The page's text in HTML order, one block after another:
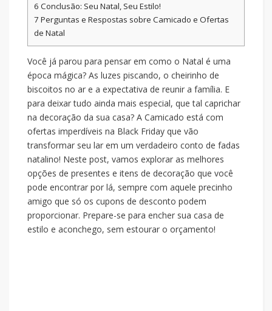
6 Conclusão: Seu Natal, Seu Estilo!
7 Perguntas e Respostas sobre Camicado e Ofertas
de Natal
Você já parou para pensar em como o Natal é uma
época mágica? As luzes piscando, o cheirinho de
biscoitos no ar e a expectativa de reunir a família. E
para deixar tudo ainda mais especial, que tal caprichar
na decoração da sua casa? A Camicado está com
ofertas imperdíveis na Black Friday que vão
transformar seu lar em um verdadeiro conto de fadas
natalino! Neste post, vamos explorar as melhores
opções de presentes e itens de decoração que você
pode encontrar por lá, sempre com aquele precinho
amigo que só os cupons de desconto podem
proporcionar. Prepare-se para encher sua casa de
estilo e aconchego, sem estourar o orçamento!